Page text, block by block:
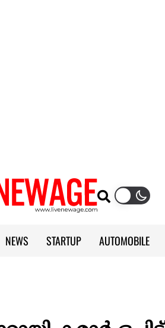
NEWS STARTUP AUTOMOBILE